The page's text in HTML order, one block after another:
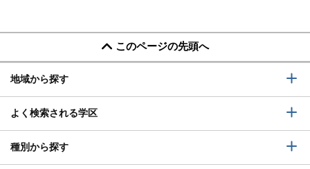
このページの先頭へ
地域から探す
よく検索される学区
種別から探す